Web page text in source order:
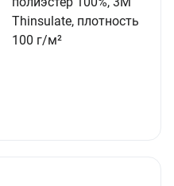
Thinsulate, плотность
100 г/м²